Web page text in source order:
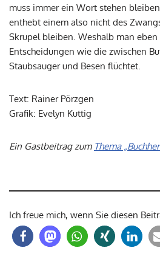
muss immer ein Wort stehen
enthebt einem also nicht des
Skrupel bleiben. Weshalb man
Entscheidungen wie die zwischen
Staubsauger und Besen flüchtet.
Text: Rainer Pörzgen
Grafik: Evelyn Kuttig
Ein Gastbeitrag zum Thema
Ich freue mich, wenn Sie diesen